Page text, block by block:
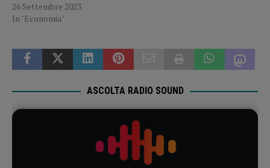
26 Settembre 2023
In "Economia"
ASCOLTA RADIO SOUND